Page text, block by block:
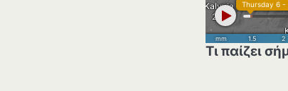
Τι παίζει